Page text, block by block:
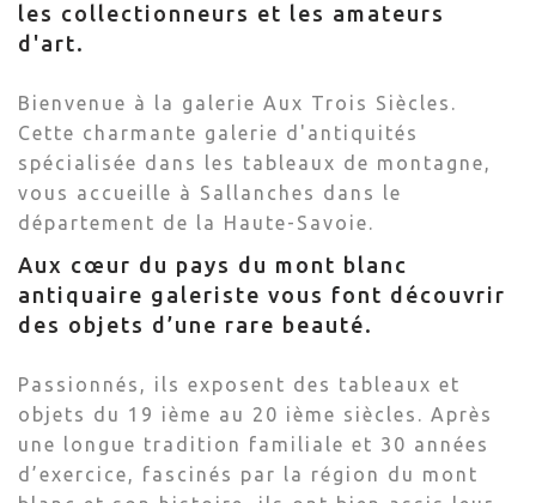
les collectionneurs et les amateurs
d'art.
Bienvenue à la galerie Aux Trois Siècles.
Cette charmante galerie d'antiquités
spécialisée dans les tableaux de montagne,
vous accueille à Sallanches dans le
département de la Haute-Savoie.
Aux cœur du pays du mont blanc
antiquaire galeriste vous font découvrir
des objets d’une rare beauté.
Passionnés, ils exposent des tableaux et
objets du 19 ième au 20 ième siècles. Après
une longue tradition familiale et 30 années
d’exercice, fascinés par la région du mont